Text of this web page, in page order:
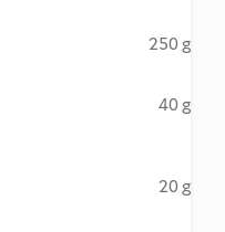
250 g
40 g
20 g